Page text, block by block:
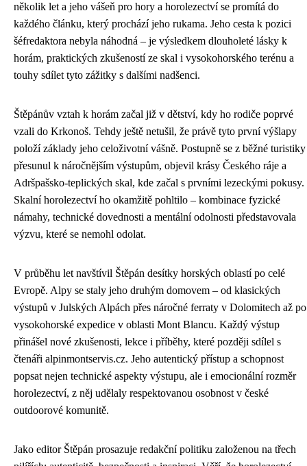
několik let a jeho vášeň pro hory a horolezectví se promítá do
každého článku, který prochází jeho rukama. Jeho cesta k pozici
šéfredaktora nebyla náhodná – je výsledkem dlouholeté lásky k
horám, praktických zkušeností ze skal i vysokohorského terénu a
touhy sdílet tyto zážitky s dalšími nadšenci.
Štěpánův vztah k horám začal již v dětství, kdy ho rodiče poprvé
vzali do Krkonoš. Tehdy ještě netušil, že právě tyto první výšlapy
položí základy jeho celoživotní vášně. Postupně se z běžné turistiky
přesunul k náročnějším výstupům, objevil krásy Českého ráje a
Adršpašsko-teplických skal, kde začal s prvními lezeckými pokusy.
Skalní horolezectví ho okamžitě pohltilo – kombinace fyzické
námahy, technické dovednosti a mentální odolnosti představovala
výzvu, které se nemohl odolat.
V průběhu let navštívil Štěpán desítky horských oblastí po celé
Evropě. Alpy se staly jeho druhým domovem – od klasických
výstupů v Julských Alpách přes náročné ferraty v Dolomitech až po
vysokohorské expedice v oblasti Mont Blancu. Každý výstup
přinášel nové zkušenosti, lekce i příběhy, které později sdílel s
čtenáři alpinmontservis.cz. Jeho autentický přístup a schopnost
popsat nejen technické aspekty výstupu, ale i emocionální rozměr
horolezectví, z něj udělaly respektovanou osobnost v české
outdoorové komunitě.
Jako editor Štěpán prosazuje redakční politiku založenou na třech